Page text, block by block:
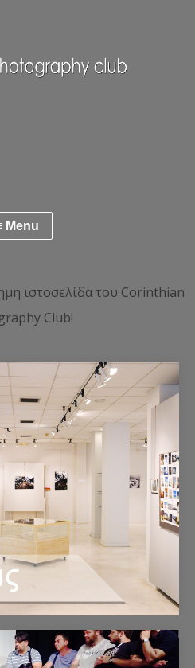
ιστοσελίδα του Corinthian
Club!